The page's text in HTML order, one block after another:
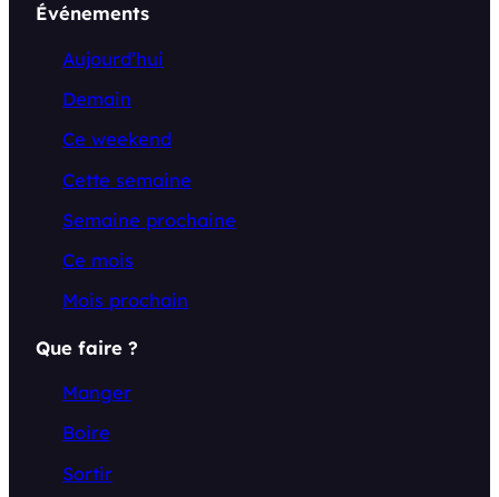
Événements
Aujourd’hui
Demain
Ce weekend
Cette semaine
Semaine prochaine
Ce mois
Mois prochain
Que faire ?
Manger
Boire
Sortir